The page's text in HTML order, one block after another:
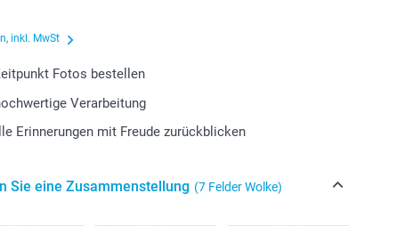
inkl. MwSt
Fotos bestellen
Verarbeitung
Erinnerungen mit Freude zurückblicken
Sie eine Zusammenstellung (7 Felder Wolke)